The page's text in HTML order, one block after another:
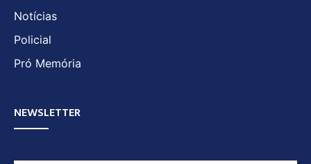
Notícias
Policial
Pró Memória
NEWSLETTER